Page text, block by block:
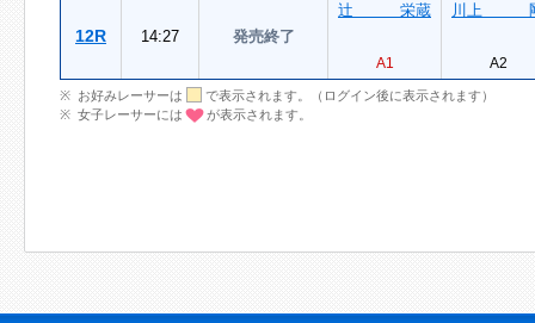
12R 14:27 発売終了
辻 栄蔵
A1
川上
A2
お好みレーサーは
で表示されます。（ログイン後に表示されます）
女子レーサーには
が表示されます。